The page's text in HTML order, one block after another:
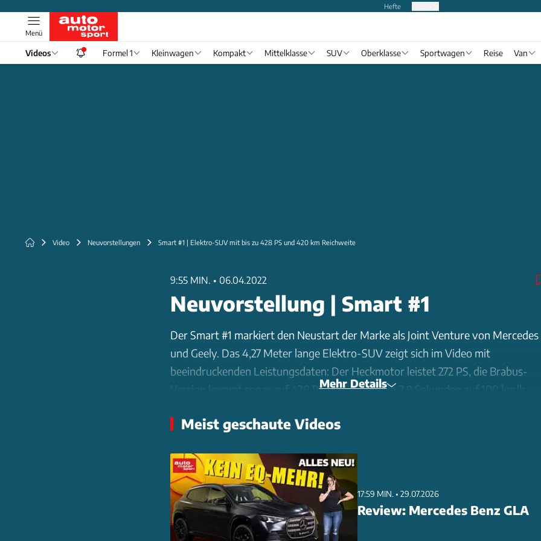
Hefte
Menü
Videos Formel 1 Kleinwagen Kompakt Mittelklasse SUV Oberklasse Sportwagen Reise Van
Video Neuvorstellungen Smart #1 | Elektro-SUV mit bis zu 428 PS und 420 km Reichweite
9:55 MIN. • 06.04.2022
Neuvorstellung | Smart #1
Der Smart #1 markiert den Neustart der Marke als Joint Venture von Mercedes
und Geely. Das 4,27 Meter lange Elektro-SUV zeigt sich im Video mit
beeindruckenden Leistungsdaten: Der Heckmotor leistet 272 PS, die Brabus-
Version kommt sogar auf 428 PS und sprintet in 3,9 Sekunden auf 100 km/h.
es eine 49-kWh-Batterie für preissensitive Kunden. Das hochwertige Interieur
reduziert. Zahlreiche Assistenzsysteme und Over-the-Air-Updates
unterstreichen den Premium-Anspruch. Die Preise starten bei 34.990 Euro für
das Basismodell Pure, die Top-Version Brabus kostet mindestens 48.990 Euro.
Mehr Details
Meist geschaute Videos
17:59 MIN. • 29.07.2026
Review: Mercedes Benz GLA